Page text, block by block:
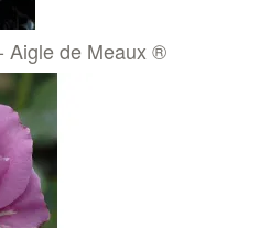
Aigle de Meaux ®